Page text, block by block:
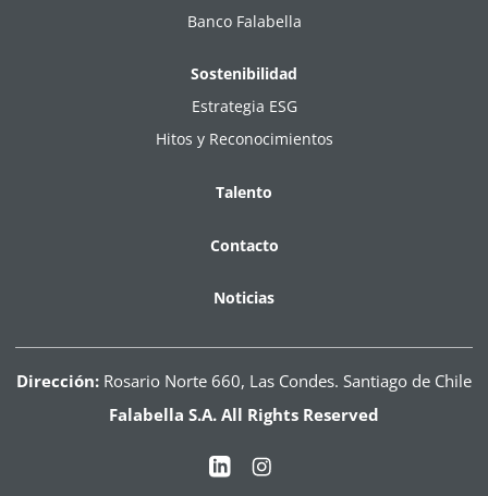
Banco Falabella
Sostenibilidad
Estrategia ESG
Hitos y Reconocimientos
Talento
Contacto
Noticias
Dirección: Rosario Norte 660, Las Condes. Santiago de Chile
Falabella S.A. All Rights Reserved